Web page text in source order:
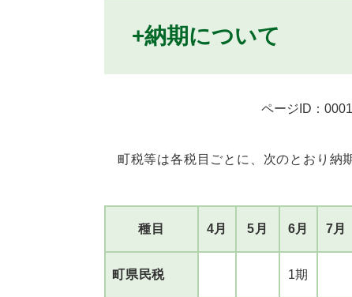
+納期について
ページID：
町税等は各税目ごとに、次のとおり納
種目 4月 5月 6月 7月
町県民税 1期